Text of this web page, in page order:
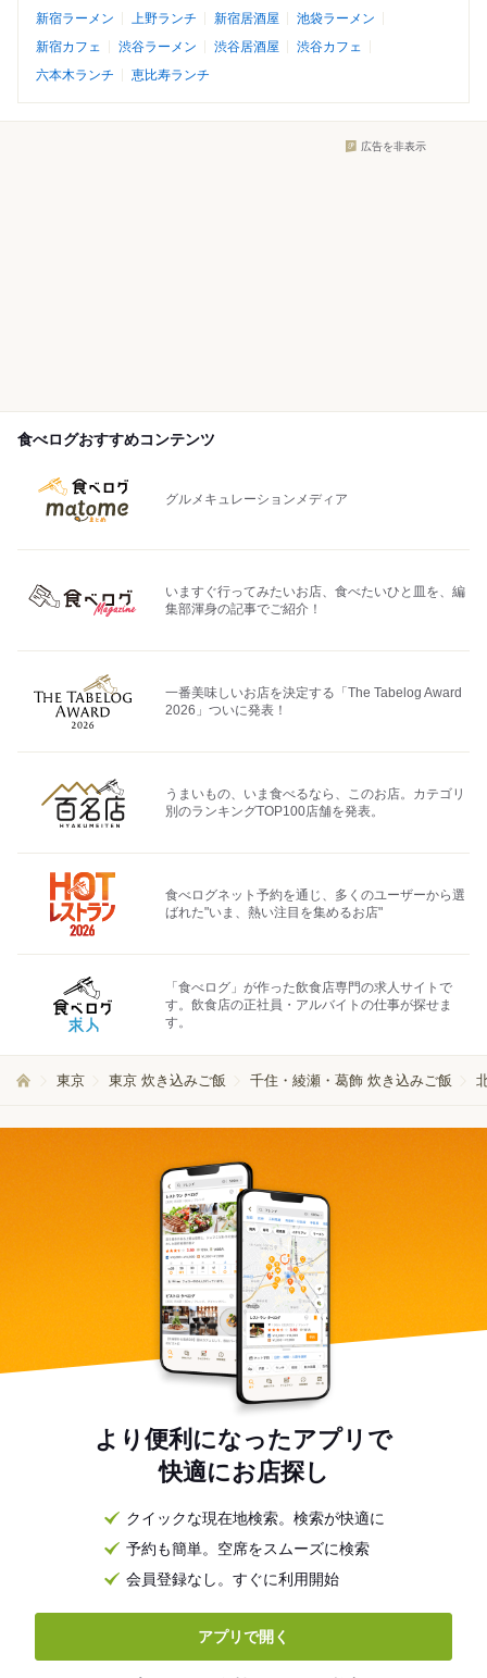
新宿ラーメン
上野ランチ 新宿居酒屋
池袋ラーメン
新宿カフェ
渋谷ラーメン 渋谷居酒屋
渋谷カフェ
六本木ランチ
恵比寿ランチ
広告を非表示
食べログおすすめコンテンツ
グルメキュレーションメディア
いますぐ行ってみたいお店、食べたいひと皿を、編
集部渾身の記事でご紹介！
一番美味しいお店を決定する「The Tabelog Award
2026」ついに発表！
うまいもの、いま食べるなら、このお店。カテゴリ
別のランキングTOP100店舗を発表。
食べログネット予約を通じ、多くのユーザーから選
ばれた"いま、熱い注目を集めるお店"
「食べログ」が作った飲食店専門の求人サイトで
す。飲食店の正社員・アルバイトの仕事が探せま
す。
東京 東京 炊き込みご飯 千住・綾瀬・葛飾 炊き込みご飯
より便利になったアプリで
快適にお店探し
クイックな現在地検索。検索が快適に
予約も簡単。空席をスムーズに検索
会員登録なし。すぐに利用開始
アプリで開く